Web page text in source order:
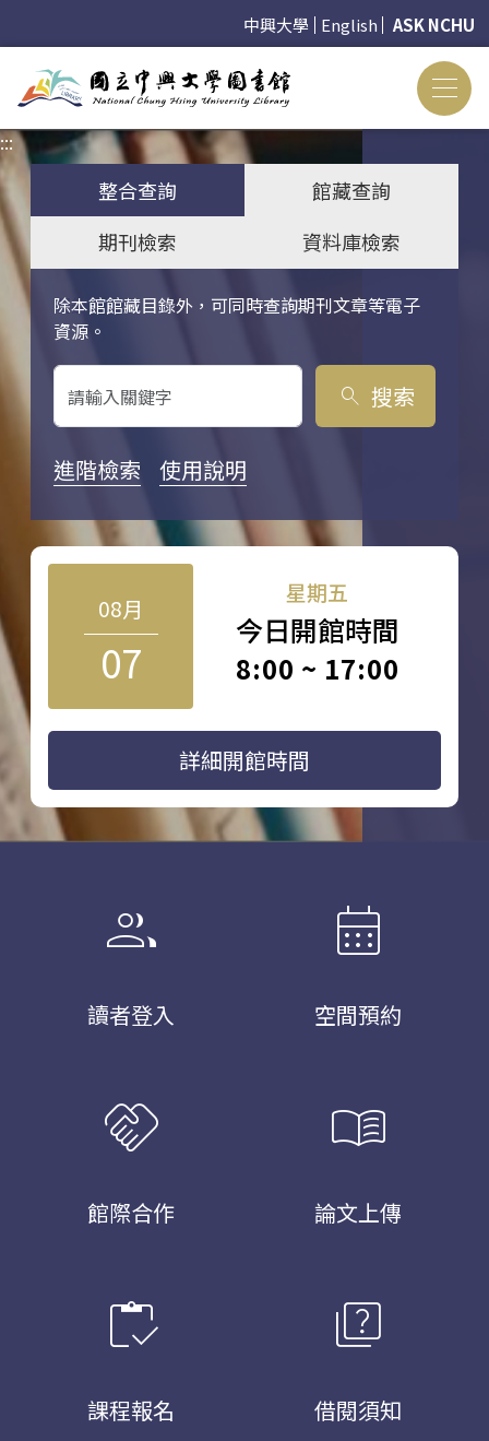
中興大學 English ASK NCHU
:::
整合查詢
館藏查詢
期刊檢索
資料庫檢索
除本館館藏目錄外，可同時查詢期刊文章等電子
資源。
關鍵字搜尋
search 搜索
進階檢索 使用說明
08月
07
星期五
今日開館時間
8:00 ~ 17:00
詳細開館時間
group
讀者登入
calendar_month
空間預約
handshake
館際合作
menu_book
論文上傳
inventory
課程報名
quiz
借閱須知